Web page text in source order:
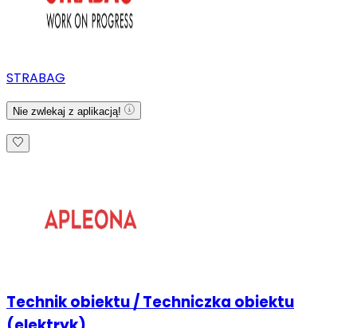
STRABAG
Nie zwlekaj z aplikacją!
Technik obiektu / Techniczka obiektu